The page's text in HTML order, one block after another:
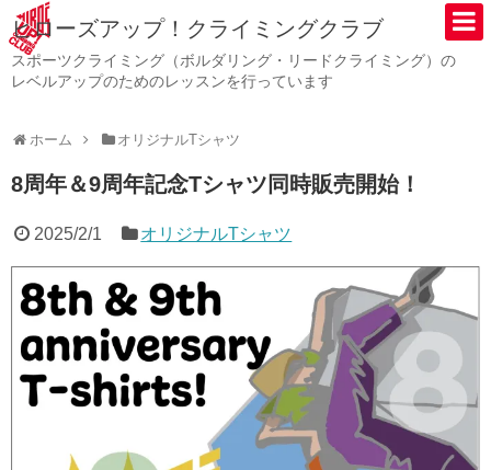
ヒローズアップ！クライミングクラブ
スポーツクライミング（ボルダリング・リードクライミング）の
レベルアップのためのレッスンを行っています
ホーム オリジナルTシャツ
8周年＆9周年記念Tシャツ同時販売開始！
2025/2/1 オリジナルTシャツ